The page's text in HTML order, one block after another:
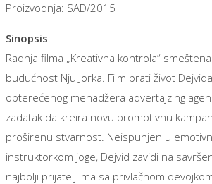
Proizvodnja: SAD/2015
Sinopsis:
Radnja filma „Kreativna kontrola“
budućnost Nju Jorka. Film prati život
opterećenog menadžera advertajzing
zadatak da kreira novu promotivnu
proširenu stvarnost. Neispunjen u
instruktorkom joge, Dejvid zavidi na
najbolji prijatelj ima sa privlačnom